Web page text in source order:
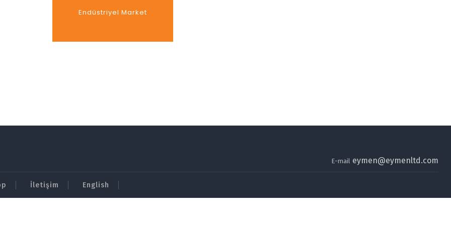
Endüstriyel Market
E-mail eymen@eymenltd.com
İletişim English